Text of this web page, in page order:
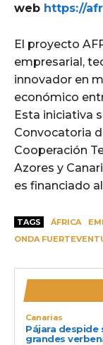
web https://
El proyecto
empresarial,
innovador en
económico
Esta iniciativa
Convocatoria
Cooperación
Azores y
es financiado
TAGS ÁFRICA
ONDA
Canarias
Pájara despide
grandes